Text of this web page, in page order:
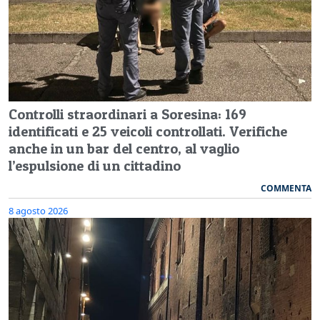
Controlli straordinari a Soresina: 169
identificati e 25 veicoli controllati. Verifiche
anche in un bar del centro, al vaglio
l’espulsione di un cittadino
COMMENTA
8 agosto 2026